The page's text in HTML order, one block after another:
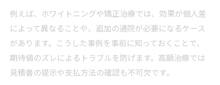
例えば、ホワイトニングや矯正治療では、効果が個人差
によって異なることや、追加の通院が必要になるケース
があります。こうした事例を事前に知っておくことで、
期待値のズレによるトラブルを防げます。高額治療では
見積書の提示や支払方法の確認も不可欠です。